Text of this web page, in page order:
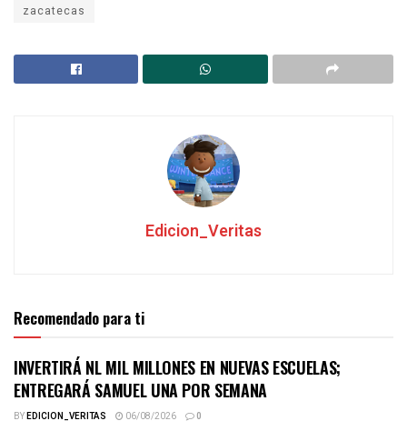
zacatecas
Edicion_Veritas
Recomendado para ti
INVERTIRÁ NL MIL MILLONES EN NUEVAS ESCUELAS;
ENTREGARÁ SAMUEL UNA POR SEMANA
BYEDICION_VERITAS 06/08/2026 0